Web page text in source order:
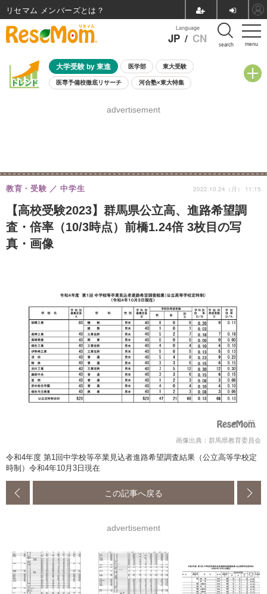
menu
Language
JP / CN search
大学受験 by 東進 医学部 東大受験
医専予備校徹底リサーチ 河合塾×東大特集
8月開催学校説明会・相談会
advertisement
【高校受験2023】群馬県公立高、進路希望調
査・倍率（10/3時点）前橋1.24倍 3枚目の写
真・画像
教育・受験 中学生 2022.10.24（月） 11:15
画像出典：群馬県教育委員会
令和4年度 第1回中学校等卒業見込者進路希望調査結果（公立高等学校定
時制）令和4年10月3日現在
この記事へ戻る
advertisement
リセマム メンバーズ